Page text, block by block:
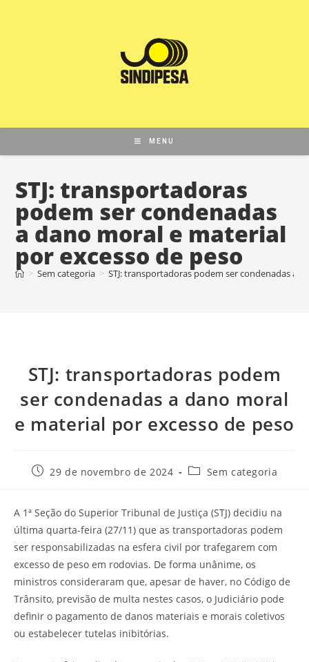
MENU
STJ: transportadoras
podem ser condenadas
a dano moral e material
por excesso de peso
> Sem categoria > STJ: transportadoras podem ser condenadas a
STJ: transportadoras podem
ser condenadas a dano moral
e material por excesso de peso
29 de novembro de 2024 Sem categoria
A 1ª Seção do Superior Tribunal de Justiça (STJ) decidiu na
última quarta-feira (27/11) que as transportadoras podem
ser responsabilizadas na esfera civil por trafegarem com
excesso de peso em rodovias. De forma unânime, os
ministros consideraram que, apesar de haver, no Código de
Trânsito, previsão de multa nestes casos, o Judiciário pode
definir o pagamento de danos materiais e morais coletivos
ou estabelecer tutelas inibitórias.